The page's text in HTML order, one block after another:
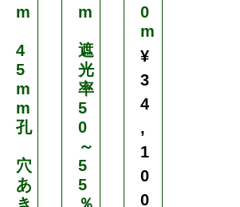
m
4
5
m
m
孔
穴
あ
き
m
遮
光
率
5
0
～
5
5
％
0
m
¥
3
4
,
1
0
0